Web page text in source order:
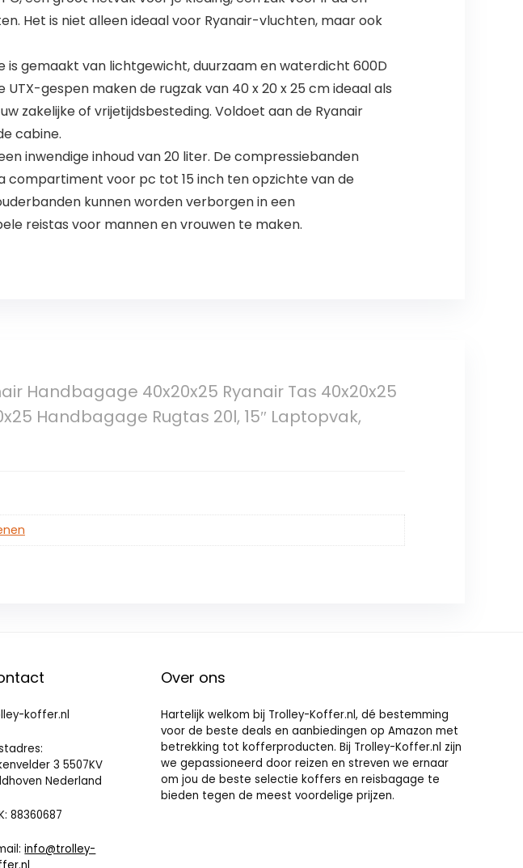
Het is niet alleen ideaal voor Ryanair-vluchten, maar ook
is gemaakt van lichtgewicht, duurzaam en waterdicht 600D
gespen maken de rugzak van 40 x 20 x 25 cm ideaal als
zakelijke of vrijetijdsbesteding. Voldoet aan de Ryanair
cabine.
inwendige inhoud van 20 liter. De compressiebanden
compartiment voor pc tot 15 inch ten opzichte van de
kunnen worden verborgen in een
reistas voor mannen en vrouwen te maken.
Handbagage 40x20x25 Ryanair Tas 40x20x25
Handbagage Rugtas 20l, 15″ Laptopvak,
koffer.nl
3 5507KV
Nederland
88360687
info@trolley-
Over ons
Hartelijk welkom bij Trolley-Koffer.nl, dé bestemming
voor de beste deals en aanbiedingen op Amazon met
betrekking tot kofferproducten. Bij Trolley-Koffer.nl zijn
we gepassioneerd door reizen en streven we ernaar
om jou de beste selectie koffers en reisbagage te
bieden tegen de meest voordelige prijzen.